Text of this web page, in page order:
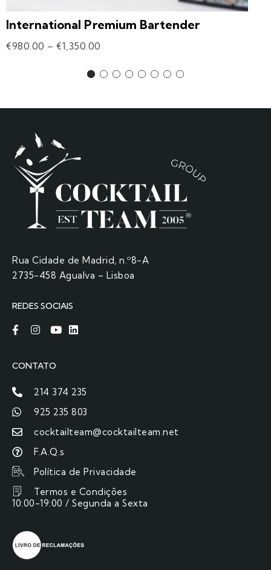
International Premium Bartender
€980.00 – €1,350.00
Rua Cidade de Madrid, n.º8-A
2735-458 Agualva – Lisboa
REDES SOCIAIS
CONTATO
214 374 235
925 235 803
cocktailteam@cocktailteam.net
F.A.Q.s
Política de Privacidade
Termos e Condições
10:00-19:00 / Segunda a Sexta